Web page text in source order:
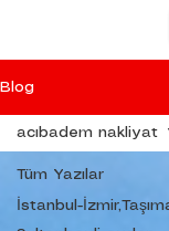
Blog
Tüm Yazılar
İstanbul-
acıbadem nakliyat